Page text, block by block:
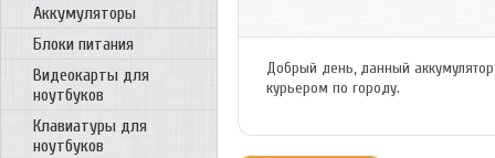
Добрый день, данный
курьером по городу.
Аккумуляторы
Блоки питания
Видеокарты для
ноутбуков
Клавиатуры для
ноутбуков